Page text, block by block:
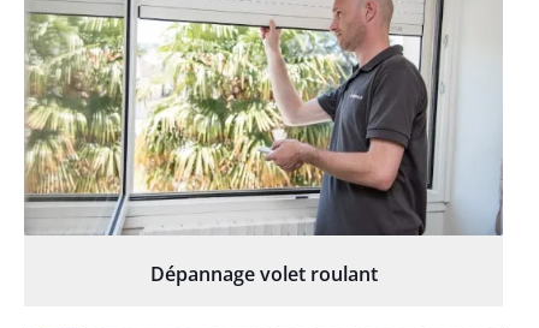
Dépannage volet roulant